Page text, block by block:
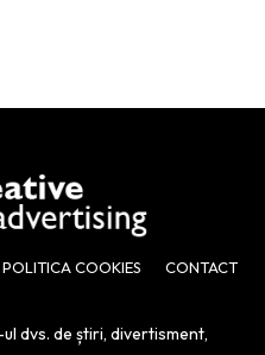
POLITICA COOKIES CONTACT
dvs. de știri, divertisment,